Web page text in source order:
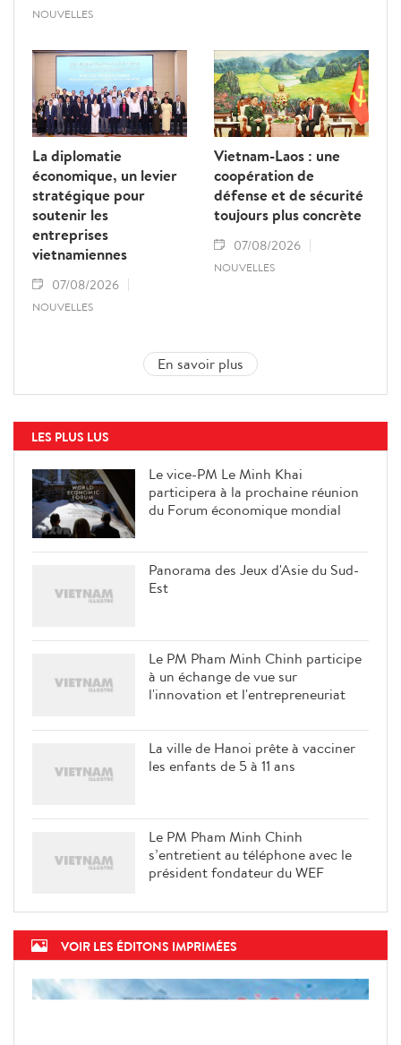
NOUVELLES
La diplomatie
économique, un levier
stratégique pour
soutenir les
entreprises
vietnamiennes
07/08/2026
NOUVELLES
Vietnam-Laos : une
coopération de
défense et de sécurité
toujours plus concrète
07/08/2026
NOUVELLES
En savoir plus
LES PLUS LUS
Le vice-PM Le Minh Khai
participera à la prochaine réunion
du Forum économique mondial
Panorama des Jeux d'Asie du Sud-
Est
Le PM Pham Minh Chinh participe
à un échange de vue sur
l'innovation et l'entrepreneuriat
La ville de Hanoi prête à vacciner
les enfants de 5 à 11 ans
Le PM Pham Minh Chinh
s’entretient au téléphone avec le
président fondateur du WEF
VOIR LES ÉDITONS IMPRIMÉES